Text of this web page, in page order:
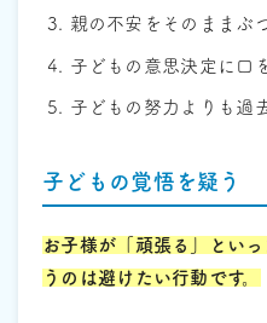
親の不安をそのままぶ
子どもの意思決定に口
子どもの努力よりも過
子どもの覚悟を疑う
お子様が「頑張る」とい
うのは避けたい行動です。